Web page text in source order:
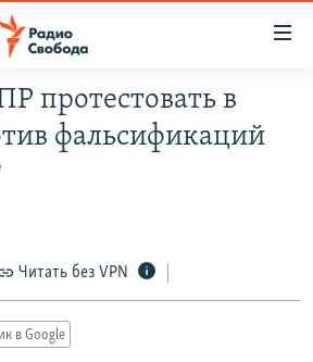
протестовать в
фальсификаций
Читать без VPN
в Google